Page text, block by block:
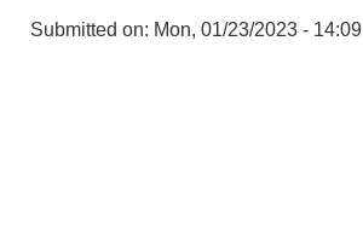
Submitted on: Mon, 01/23/2023 - 14:09